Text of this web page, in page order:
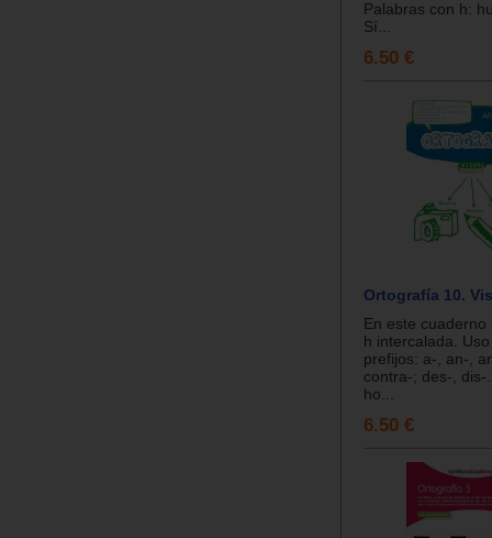
Palabras con h:
Sí...
6.50 €
Ortografía 10.
En este
h intercalada.
prefijos: a-, an-,
contra-; des-, dis-
ho...
6.50 €